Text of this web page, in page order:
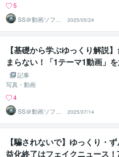
5
SS＠動画ソフト
ウェアエンジニ
ア
2025/05/24
【基礎から学ぶゆっくり解説
まらない！「1テーマ1動画」
構成が一気に引き締まります！
記事
写真・動画
4
SS＠動画ソフト
ウェアエンジニ
ア
2025/07/14
【騙されないで】ゆっくり・
益化終了はフェイクニュース